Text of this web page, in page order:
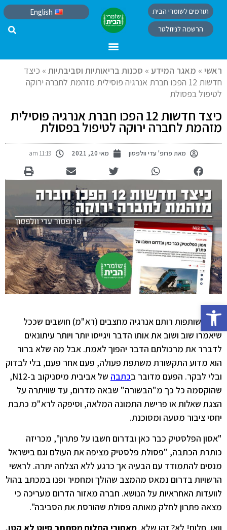
פתח סרגל נגישות
תורמים לשומרי הבית
הרשמה לניוזלטר
English
ראשי » מאגר המידע » סכנות בריאותיות וסביבתיות » כיצד
חדשות 12 הפכו חברת אנרגיה פוסילית מזהמת לחברה ירוקה
לטיפול בפסולת
כיצד חדשות 12 הפכו חברת אנרגיה פוסילית
מזהמת לחברה ירוקה לטיפול בפסולת
מאת פרופ' עדי וולפסון מאי 20, 2021 11:19 am
אולי בשותפות רותם אנרגיה מחצבים (רא"מ) חושבים שככל
שיאמרו שוב ושוב את אותו הדבר ויגייסו יותר ויותר עיתונאים
לדברר את מרכולתם הדבר יהפוך לאמת. אבל מה שלא ברור
הוא מדוע התקשורת משתפת פעולה, פעם אחר פעם, בלי לבדוק
ובלי לבקר. הפעם מדובר בכתבה
של אביבית מיסניקוב ב-N12,
שהוקסמה כל כך מ"הבשורה" שבאה מדרום, עד שוויתרה על
הצגת שאלות או פרישת התמונה המלאה, וסיפקה לרא"מ כתבת
יחסי ציבור מטעה ומסוכנת.
"אסון הפלסטיק כבר כאן ובדרום חשבו על פתרון", מכריזה
כותרת הכתבה, "פסולת פלסטיק מציפה את העולם וגם בישראל
מנסים להתמודד עם הבעיה אך כרגע ללא הצלחה יתרה. לראשי
הרשויות בדרום נמאס מהמצב שהולך ומחמיר ופנו במכתב בהול
לוועדות האחראיות על הנושא. חברה מאזור הדרום מעריכה כי
מצאה פתרון לחלק מאותה פסולת שהורסת את הסביבה".